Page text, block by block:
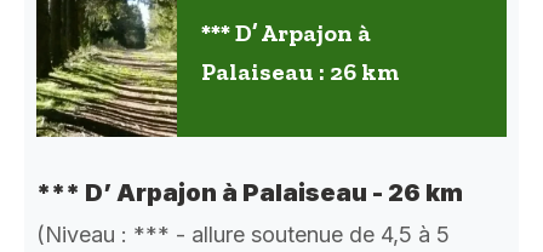
*** D’ Arpajon à
Palaiseau : 26 km
*** D’ Arpajon à Palaiseau - 26 km
(Niveau : *** - allure soutenue de 4,5 à 5